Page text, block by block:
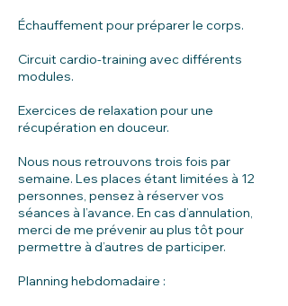
Échauffement pour préparer le corps.
Circuit cardio-training avec différents
modules.
Exercices de relaxation pour une
récupération en douceur.
Nous nous retrouvons trois fois par
semaine. Les places étant limitées à 12
personnes, pensez à réserver vos
séances à l’avance. En cas d’annulation,
merci de me prévenir au plus tôt pour
permettre à d’autres de participer.
Planning hebdomadaire :